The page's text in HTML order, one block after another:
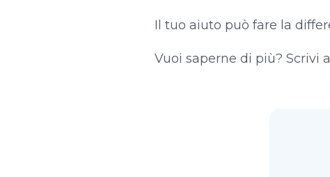
Il tuo aiuto può fare la
Vuoi saperne di più? Scrivi a